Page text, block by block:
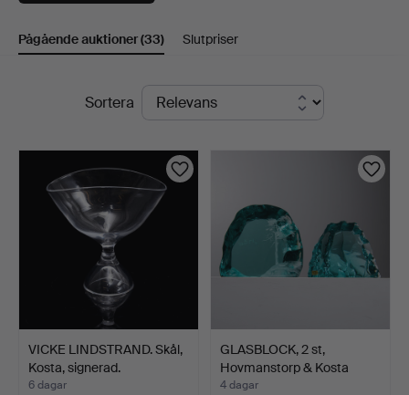
Glas
Pågående auktioner(33) Slutpriser
PågåendeSortera
VICKE LINDSTRAND. Skål,
Kosta, signerad.
6 dagar
GLASBLOCK, 2 st,
Hovmanstorp & Kosta
(Vick…
4 dagar